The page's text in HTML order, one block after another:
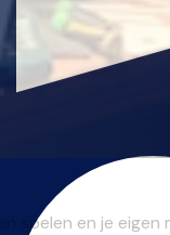
en je eigen